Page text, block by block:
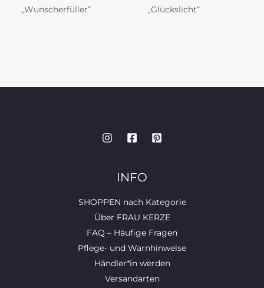
„Wunscherfüller“
„Glückslicht“
INFO
SHOPPEN nach Kategorie
Über FRAU KERZE
FAQ – Häufige Fragen
Pflege- und Warnhinweise
Händler*in werden
Versandarten